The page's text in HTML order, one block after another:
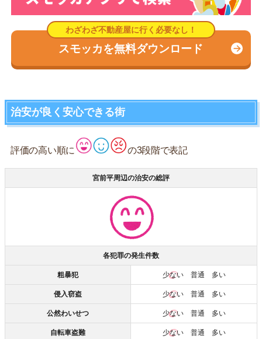
スモッカを無料ダウンロード
治安が良く安心できる街
評価の高い順に の3段階で表記
宮前平周辺の治安の総評
各犯罪の発生件数
粗暴犯 少ない普通 多い
侵入窃盗 少ない普通 多い
公然わいせつ 少ない普通 多い
自転車盗難 少ない普通 多い